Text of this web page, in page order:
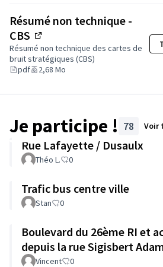
Donner son avis est un droit
est prise en compte.
Résumé non technique -
CBS
(Lien externe)
Résumé non technique des cartes de
bruit stratégiques (CBS)
pdf
2,68 Mo
Je participe ! 78 Voir
Rue Lafayette / Dusaulx
Théo L. 0
Trafic bus centre ville
Stan 0
Boulevard du 26ème RI et
depuis la rue Sigisbert
Vincent 0